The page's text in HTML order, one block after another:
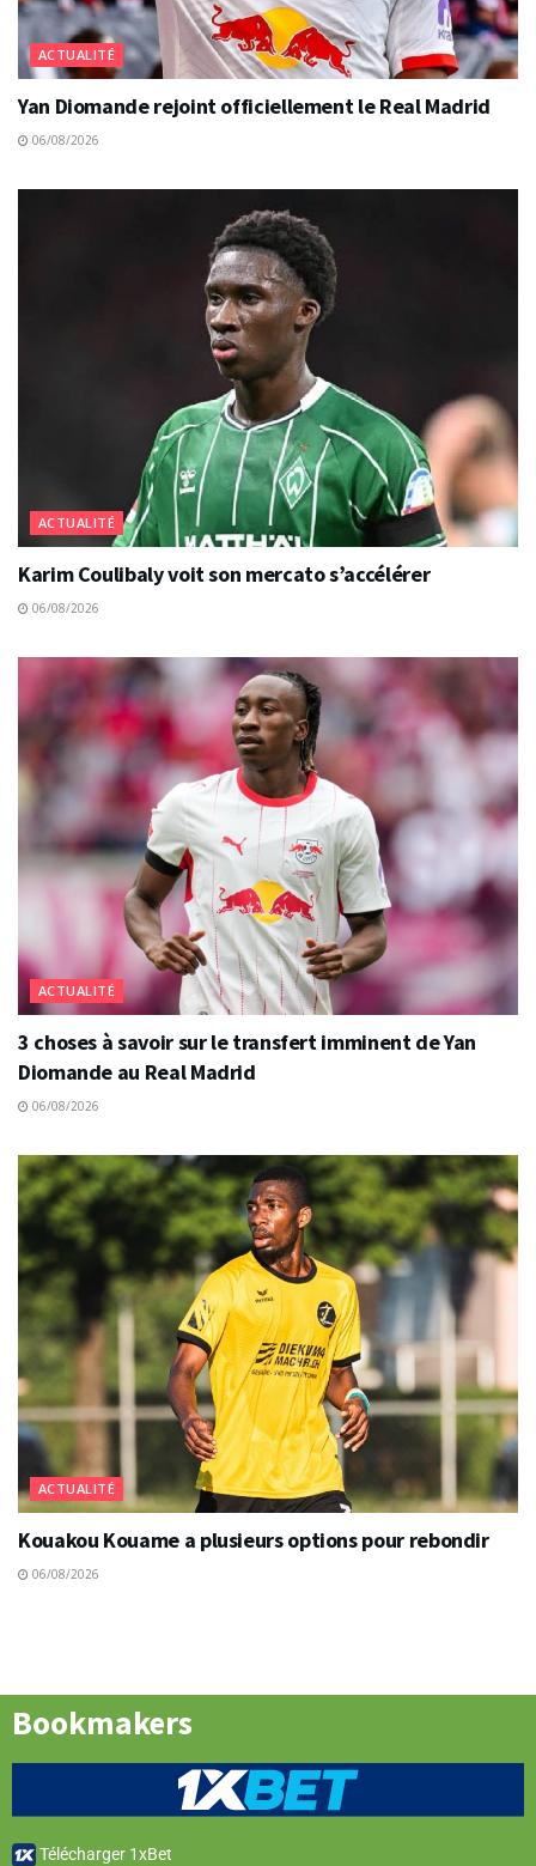
ACTUALITÉ
Yan Diomande rejoint officiellement le Real Madrid
06/08/2026
ACTUALITÉ
Karim Coulibaly voit son mercato s’accélérer
06/08/2026
ACTUALITÉ
3 choses à savoir sur le transfert imminent de Yan
Diomande au Real Madrid
06/08/2026
ACTUALITÉ
Kouakou Kouame a plusieurs options pour rebondir
06/08/2026
Bookmakers
Télécharger 1xBet